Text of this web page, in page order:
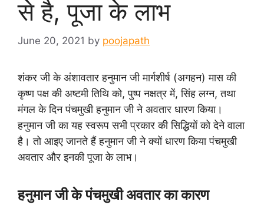
से है, पूजा के लाभ
June 20, 2021 by poojapath
शंकर जी के अंशावतार हनुमान जी मार्गशीर्ष (अगहन) मास की
कृष्ण पक्ष की अष्टमी तिथि को, पुष्प नक्षत्र में, सिंह लग्न, तथा
मंगल के दिन पंचमुखी हनुमान जी ने अवतार धारण किया।
हनुमान जी का यह स्वरूप सभी प्रकार की सिद्धियों को देने वाला
है। तो आइए जानते हैं हनुमान जी ने क्यों धारण किया पंचमुखी
अवतार और इनकी पूजा के लाभ।
हनुमान जीकेपंचमुखी अवतार का कारण